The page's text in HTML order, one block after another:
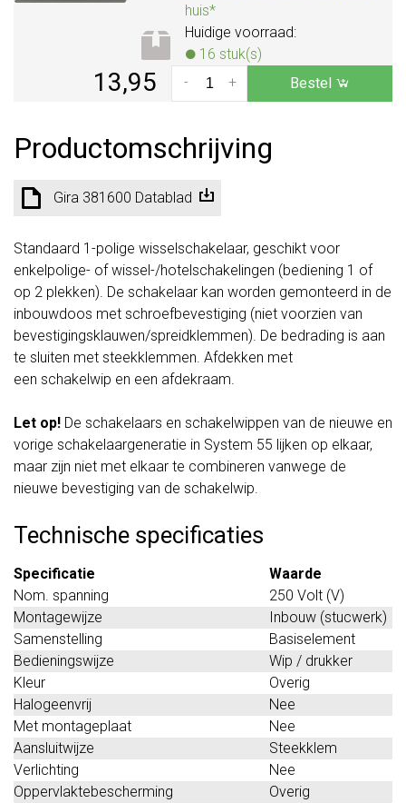
huis*
Huidige voorraad:
16 stuk(s)
13,95 +
- Bestel
Productomschrijving
Gira 381600 Datablad
Standaard 1-polige wisselschakelaar, geschikt voor
enkelpolige- of wissel-/hotelschakelingen (bediening 1 of
op 2 plekken). De schakelaar kan worden gemonteerd in de
inbouwdoos met schroefbevestiging (niet voorzien van
bevestigingsklauwen/spreidklemmen). De bedrading is aan
te sluiten met steekklemmen. Afdekken met
een schakelwip en een afdekraam.
Let op! De schakelaars en schakelwippen van de nieuwe en
vorige schakelaargeneratie in System 55 lijken op elkaar,
maar zijn niet met elkaar te combineren vanwege de
nieuwe bevestiging van de schakelwip.
Technische specificaties
Specificatie
Waarde
Nom. spanning
250 Volt (V)
Montagewijze
Inbouw (stucwerk)
Samenstelling
Basiselement
Bedieningswijze
Wip / drukker
Kleur
Overig
Halogeenvrij
Nee
Met montageplaat
Nee
Aansluitwijze
Steekklem
Verlichting
Nee
Oppervlaktebescherming
Overig